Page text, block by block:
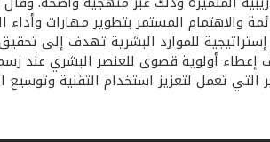
والاهتمام المستمر بتطوير مهارات
إستراتيجية للموارد البشرية تهدف
أولوية قصوى للعنصر البشري عند
تعمل لتعزيز استخدام التقنية وتوسيع